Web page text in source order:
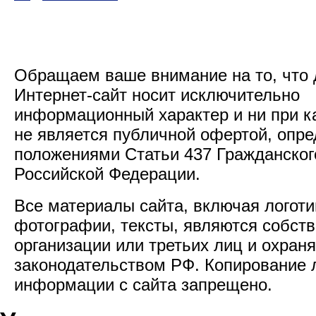
Обращаем ваше внимание на то, что
Интернет-сайт носит исключительно
информационный характер и ни при
не является публичной офертой,
положениями Статьи 437
Российской Федерации.
Все материалы сайта, включая
фотографии, тексты, являются
организации или третьих лиц и
законодательством РФ. Копирование
информации с сайта запрещено.